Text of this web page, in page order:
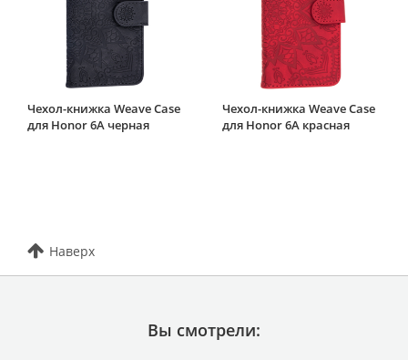
Чехол-книжка Weave Case
для Honor 6A черная
Чехол-книжка Weave Case
для Honor 6A красная
Наверх
Вы смотрели: